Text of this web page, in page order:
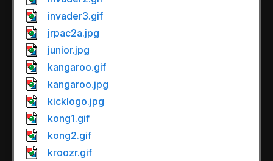
invader3.gif
jrpac2a.jpg
junior.jpg
kangaroo.gif
kangaroo.jpg
kicklogo.jpg
kong1.gif
kong2.gif
kroozr.gif